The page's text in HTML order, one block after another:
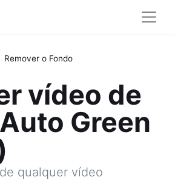
Remover o Fondo
vídeo de
Green
qualquer vídeo